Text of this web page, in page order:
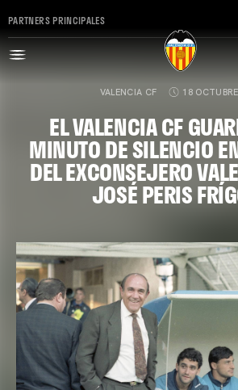
PARTNERS PRINCIPALES
VALENCIA CF 18
EL VALENCIA CF
MINUTO DE SILENCIO
DEL EXCONSEJERO
JOSÉ PERIS